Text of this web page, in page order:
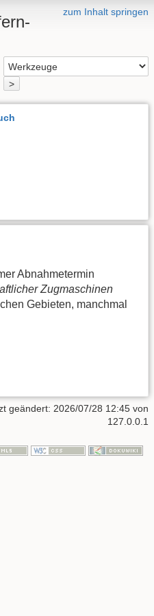
zum Inhalt springen
>
Abnahmetermin
Zugmaschinen
Gebieten, manchmal
geändert: 2026/07/28 12:45 von
127.0.0.1